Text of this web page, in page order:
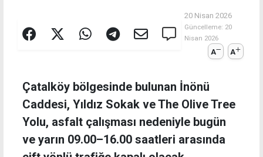
20 Nisan 2026
Güncelleme: 20
Nisan 2026
A A
Çatalköy bölgesinde bulunan İnönü
Caddesi, Yıldız Sokak ve The Olive Tree
Yolu, asfalt çalışması nedeniyle bugün
ve yarın 09.00–16.00 saatleri arasında